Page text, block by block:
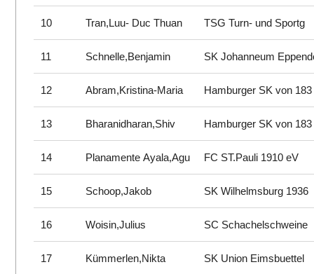
10 Tran,Luu- Duc Thuan TSG Turn- und Sportg
11 Schnelle,Benjamin SK Johanneum
12 Abram,Kristina-Maria Hamburger SK von 183
13 Bharanidharan,Shiv Hamburger SK von 183
14 Planamente Ayala,Agu FC ST.Pauli 1910 eV
15 Schoop,Jakob SK Wilhelmsburg 1936
16 Woisin,Julius SC Schachelschweine
17 Kümmerlen,Nikta SK Union Eimsbuettel